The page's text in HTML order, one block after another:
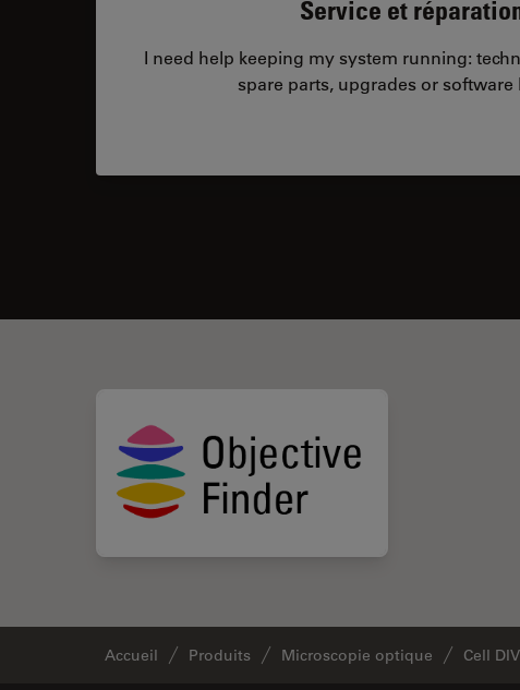
Service et
I need help keeping my system running:
spare parts, upgrades or software
Accueil Produits Microscopie optique Cell